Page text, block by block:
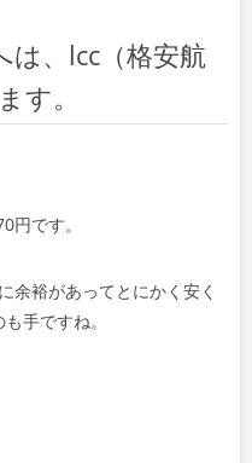
は、lcc（格安航
す。
円です。
余裕があってとにかく安く
手ですね。